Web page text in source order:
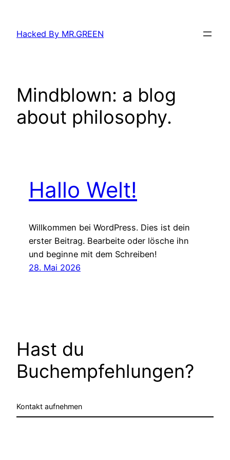
springen
Hacked By MR.GREEN
Mindblown: a blog
about philosophy.
Hallo Welt!
Willkommen bei WordPress. Dies ist dein
erster Beitrag. Bearbeite oder lösche ihn
und beginne mit dem Schreiben!
28. Mai 2026
Hast du
Buchempfehlungen?
Kontakt aufnehmen